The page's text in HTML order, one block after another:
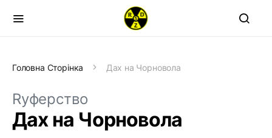
Головна Сторінка Дах на Чорновола
Rуферство
Дах на Чорновола